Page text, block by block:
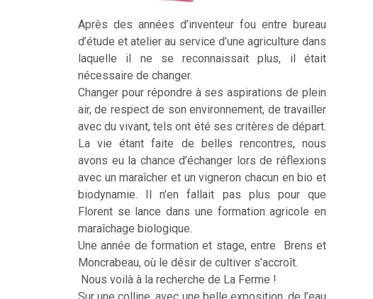
Après des années d’inventeur fou entre bureau
d’étude et atelier au service d’une agriculture dans
laquelle il ne se reconnaissait plus, il était
nécessaire de changer.
Changer pour répondre à ses aspirations de plein
air, de respect de son environnement, de travailler
avec du vivant, tels ont été ses critères de départ.
La vie étant faite de belles rencontres, nous
avons eu la chance d’échanger lors de réflexions
avec un maraîcher et un vigneron chacun en bio et
biodynamie. Il n’en fallait pas plus pour que
Florent se lance dans une formation agricole en
maraîchage biologique.
Une année de formation et stage, entre Brens et
Moncrabeau, où le désir de cultiver s’accroît.
Nous voilà à la recherche de La Ferme !